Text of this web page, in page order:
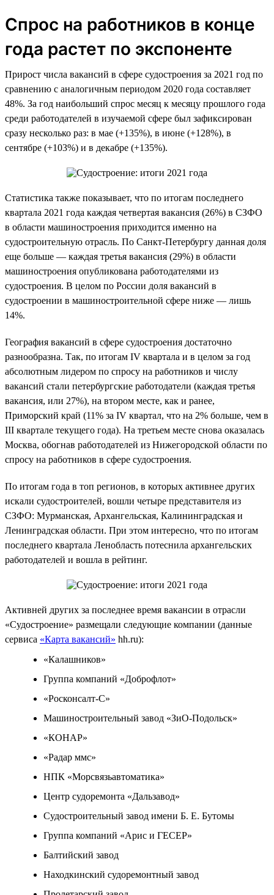
Спрос на работников в конце
года растет по экспоненте
Прирост числа вакансий в сфере судостроения за 2021 год по
сравнению с аналогичным периодом 2020 года составляет
48%. За год наибольший спрос месяц к месяцу прошлого года
среди работодателей в изучаемой сфере был зафиксирован
сразу несколько раз: в мае (+135%), в июне (+128%), в
сентябре (+103%) и в декабре (+135%).
Статистика также показывает, что по итогам последнего
квартала 2021 года каждая четвертая вакансия (26%) в СЗФО
в области машиностроения приходится именно на
судостроительную отрасль. По Санкт-Петербургу данная доля
еще больше — каждая третья вакансия (29%) в области
машиностроения опубликована работодателями из
судостроения. В целом по России доля вакансий в
судостроении в машиностроительной сфере ниже — лишь
14%.
География вакансий в сфере судостроения достаточно
разнообразна. Так, по итогам IV квартала и в целом за год
абсолютным лидером по спросу на работников и числу
вакансий стали петербургские работодатели (каждая третья
вакансия, или 27%), на втором месте, как и ранее,
Приморский край (11% за IV квартал, что на 2% больше, чем в
III квартале текущего года). На третьем месте снова оказалась
Москва, обогнав работодателей из Нижегородской области по
спросу на работников в сфере судостроения.
По итогам года в топ регионов, в которых активнее других
искали судостроителей, вошли четыре представителя из
СЗФО: Мурманская, Архангельская, Калининградская и
Ленинградская области. При этом интересно, что по итогам
последнего квартала Ленобласть потеснила архангельских
работодателей и вошла в рейтинг.
Активней других за последнее время вакансии в отрасли
«Судостроение» размещали следующие компании (данные
сервиса «Карта вакансий» hh.ru):
«Калашников»
Группа компаний «Доброфлот»
«Росконсалт-С»
Машиностроительный завод «ЗиО-Подольск»
«КОНАР»
«Радар ммс»
НПК «Морсвязьавтоматика»
Центр судоремонта «Дальзавод»
Судостроительный завод имени Б. Е. Бутомы
Группа компаний «Арис и ГЕСЕР»
Балтийский завод
Находкинский судоремонтный завод